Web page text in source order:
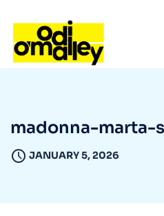
madonna-marta-
JANUARY 5, 2026